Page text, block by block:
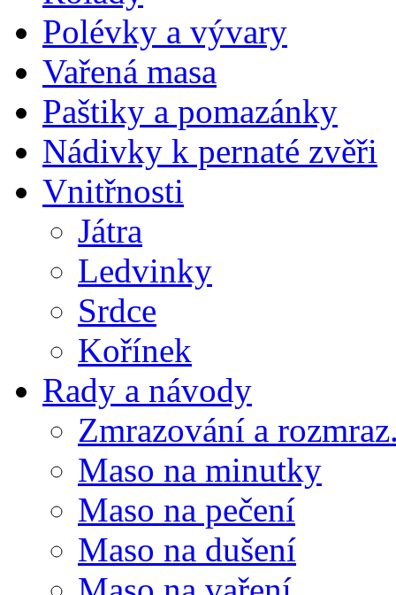
Polévky a vývary
Vařená masa
Paštiky a pomazánky
Nádivky k pernaté zvěři
Vnitřnosti
Játra
Ledvinky
Srdce
Kořínek
Rady a návody
Zmrazování a
Maso na minutky
Maso na pečení
Maso na dušení